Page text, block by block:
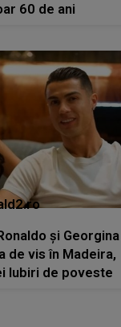
60 de ani
și Georgina
de vis în Madeira,
Iubiri de poveste